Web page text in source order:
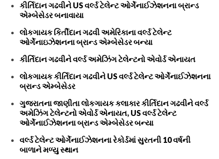
કીર્તિદાન ગઢવીને US વર્લ્ડ ટેલેન્ટ ઓર્ગેનાઈઝેશનના બ્રાન્ડ
એમ્બેસેડર બનાવાયા
લોકગાયક કિર્તીદાન ગઢવી અમેરિકાના વર્લ્ડ ટેલેન્ટ
ઓર્ગેનાઇઝેશનના બ્રાન્ડ એમ્બેસેડર બન્યા
કીર્તિદાન ગઢવીને વર્લ્ડ અમેઝિંગ ટેલેન્ટનો એવોર્ડ એનાયત
લોકગાયક કીર્તિદાન ગઢવીને US વર્લ્ડ ટેલેન્ટ ઓર્ગેનાઈઝેશનના
બ્રાન્ડ એમ્બેસેડર
ગુજરાતના જાણીતા લોકગાયક કલાકાર કીર્તિદાન ગઢવીને વર્લ્ડ
અમેઝિંગ ટેલેન્ટનો એવોર્ડ એનાયત, US વર્લ્ડ ટેલેન્ટ
ઓર્ગેનાઈઝેશનના બ્રાન્ડ એમ્બેસેડર બન્યા
વર્લ્ડ ટેલેન્ટ ઓર્ગેનાઈઝેશનના રેકોર્ડમાં સુરતની 10 વર્ષની
બાળાને મળ્યુ સ્થાન